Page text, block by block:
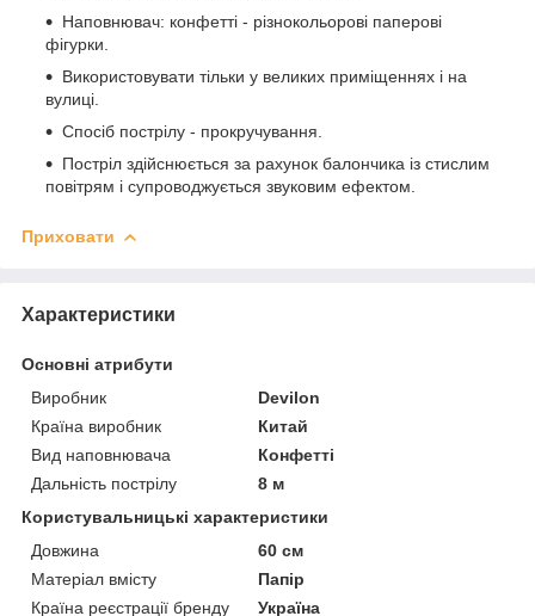
Наповнювач: конфетті - різнокольорові паперові
фігурки.
Використовувати тільки у великих приміщеннях і на
вулиці.
Спосіб пострілу - прокручування.
Постріл здійснюється за рахунок балончика із стислим
повітрям і супроводжується звуковим ефектом.
Приховати
Характеристики
Основні атрибути
Виробник
Devilon
Країна виробник
Китай
Вид наповнювача
Конфетті
Дальність пострілу
8 м
Користувальницькі характеристики
Довжина
60 см
Матеріал вмісту
Папір
Країна реєстрації бренду
Україна